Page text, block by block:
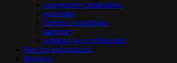
opportunités publicitaires
partenaire
Termes et conditions
imprimer
politique de confidentialité
Pour les organisateurs
Boutique